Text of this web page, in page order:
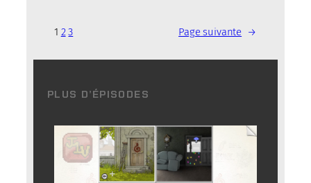
1 2 3 Page suivante →
PLUS D’ÉPISODES